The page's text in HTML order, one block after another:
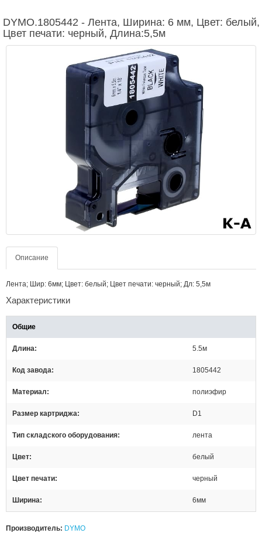
DYMO.1805442 - Лента, Ширина: 6 мм, Цвет: белый,
Цвет печати: черный, Длина:5,5м
Описание
Лента; Шир: 6мм; Цвет: белый; Цвет печати: черный; Дл: 5,5м
Характеристики
Общие
Длина 5.5м
Код завода 1805442
Материал полиэфир
Размер картриджа D1
Тип складского оборудования лента
Цвет белый
Цвет печати черный
Ширина 6мм
Производитель: DYMO